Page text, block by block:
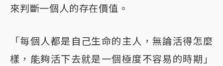
來判斷一個人的存在價值。
「每個人都是自己生命的主人，無論活得怎麼
樣，能夠活下去就是一個極度不容易的時期」